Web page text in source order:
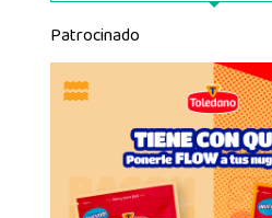
Patrocinado